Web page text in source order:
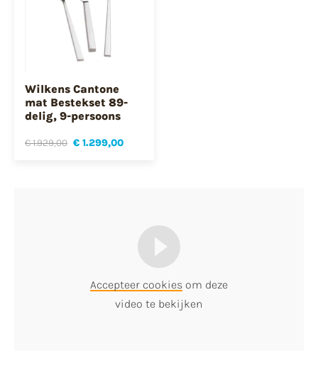
Wilkens Cantone
mat Bestekset 89-
delig, 9-persoons
€ 1.929,00 € 1.299,00
Accepteer cookies om deze
video te bekijken